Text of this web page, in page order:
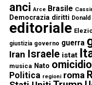
anci Arce Brasile
Democrazia diritti
editoriale
giustizia governo guerra
Iran Israele istat
musica Nato omicidio
Politica regioni roma